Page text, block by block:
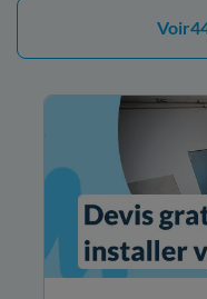
Voir